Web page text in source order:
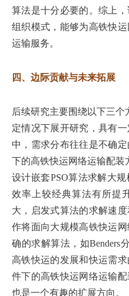
算法是十分必要的。综上
组织模式，能够为高铁快
运输服务。
四、边际贡献与未来拓展
后续研究主要围绕以下三
定情况下展开研究，具有
中，需求分布往往是不确
下的高铁快运网络运输配装
设计嵌套PSO算法求解大
效率上较经典算法有所提
大，启发式算法的求解速
作将面向大规模高铁快运
确的求解算法，如Benders
高铁快运的发展和快运需
件下的高铁快运网络运输
也是一个有趣的扩展方向。